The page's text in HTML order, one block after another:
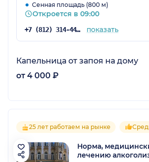
Сенная площадь (800 м)
Откроется в 09:00
+7 (812) 314-44-82 показать
Капельница от запоя на дому
от 4 000 ₽
25 лет работаем на рынке
Норма,
лечению